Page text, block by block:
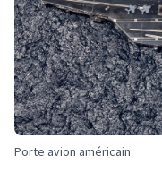
Porte avion américain